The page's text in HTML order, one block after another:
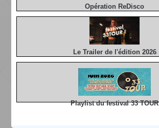
Opération ReDisco
Le Trailer de l'édition 2026
Playlist du festival 33 TOUR